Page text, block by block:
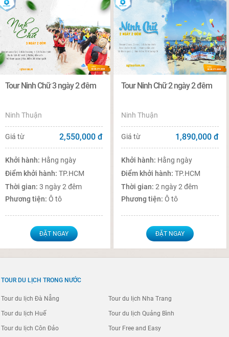
Tour Ninh Chữ 3 ngày 2 đêm
Ninh Thuận
Giá từ 2,550,000 đ
Khởi hành: Hằng ngày
Điểm khởi hành:TP.HCM
Thời gian:3 ngày 2 đêm
Phương tiện:Ô tô
ĐẶT NGAY
Tour Ninh Chữ 2 ngày 2 đêm
Ninh Thuận
Giá từ 1,890,000 đ
Khởi hành: Hằng ngày
Điểm khởi hành:TP.HCM
Thời gian:2 ngày 2 đêm
Phương tiện:Ô tô
ĐẶT NGAY
TOUR DU LỊCH TRONG NƯỚC
Tour du lịch Đà Nẵng
Tour du lịch Huế
Tour du lịch Côn Đảo
Tour du lịch Nha Trang
Tour du lịch Quảng Bình
Tour Free and Easy